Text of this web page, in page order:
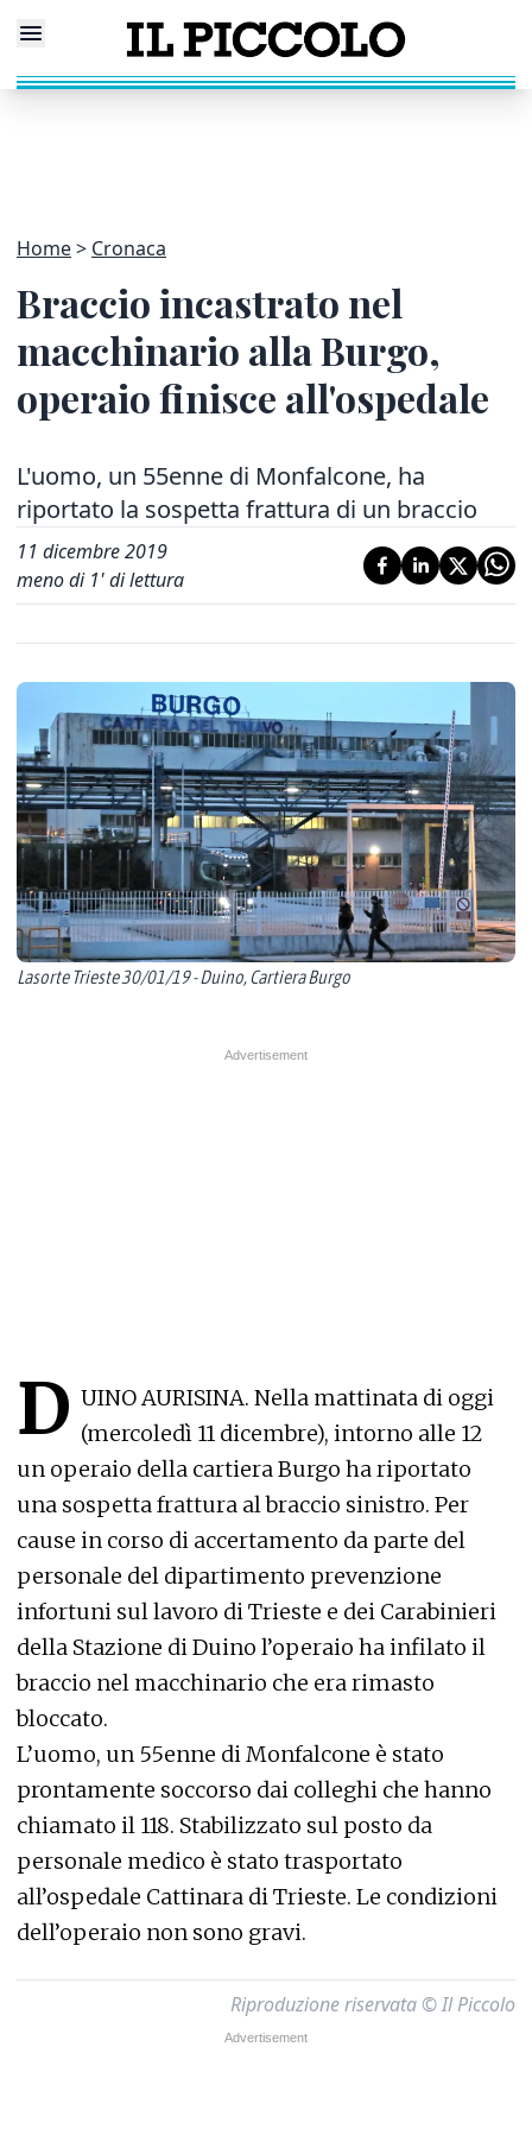
Home Cronaca
Braccio incastrato nel
macchinario alla Burgo,
operaio finisce all'ospedale
L'uomo, un 55enne di Monfalcone, ha
riportato la sospetta frattura di un braccio
11 dicembre 2019
meno di 1' di lettura
Lasorte Trieste 30/01/19 - Duino, Cartiera Burgo
D UINO AURISINA. Nella mattinata di oggi
(mercoledì 11 dicembre), intorno alle 12
un operaio della cartiera Burgo ha riportato
una sospetta frattura al braccio sinistro. Per
cause in corso di accertamento da parte del
personale del dipartimento prevenzione
infortuni sul lavoro di Trieste e dei Carabinieri
della Stazione di Duino l’operaio ha infilato il
braccio nel macchinario che era rimasto
bloccato.
L’uomo, un 55enne di Monfalcone è stato
prontamente soccorso dai colleghi che hanno
chiamato il 118. Stabilizzato sul posto da
personale medico è stato trasportato
all’ospedale Cattinara di Trieste. Le condizioni
dell’operaio non sono gravi.
Riproduzione riservata © Il Piccolo